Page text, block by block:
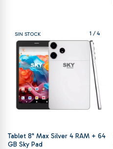
1 /4
SIN STOCK
Tablet 8" Max Silver 4 RAM + 64
GB Sky Pad